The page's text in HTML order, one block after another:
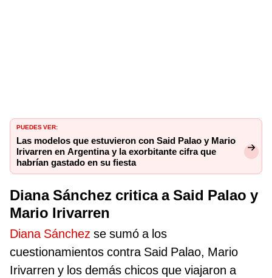
PUEDES VER:
Las modelos que estuvieron con Said Palao y Mario
Irivarren en Argentina y la exorbitante cifra que
habrían gastado en su fiesta
Diana Sánchez critica a Said Palao y
Mario Irivarren
Diana Sánchez se sumó a los
cuestionamientos contra Said Palao, Mario
Irivarren y los demás chicos que viajaron a